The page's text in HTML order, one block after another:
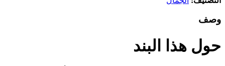
ماسك
بحمض
وبرو
زيلان
وصف
حول هذا البند